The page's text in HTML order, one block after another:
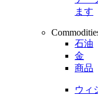
ます
石油
金
商品
ウィ